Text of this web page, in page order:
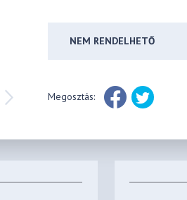
NEM RENDELHETŐ
Megosztás: